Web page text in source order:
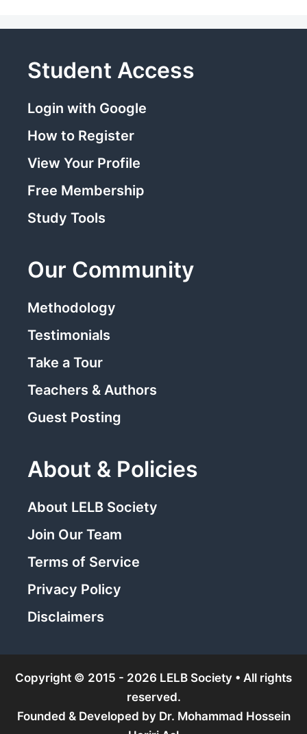
Student Access
Login with Google
How to Register
View Your Profile
Free Membership
Study Tools
Our Community
Methodology
Testimonials
Take a Tour
Teachers & Authors
Guest Posting
About & Policies
About LELB Society
Join Our Team
Terms of Service
Privacy Policy
Disclaimers
Copyright © 2015 - 2026 LELB Society • All rights
reserved.
Founded & Developed by Dr. Mohammad Hossein